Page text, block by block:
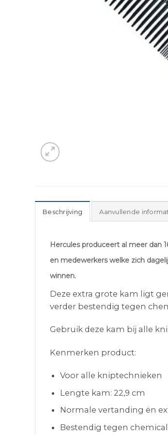
Beschrijving Aanvullende
Hercules produceert al meer dan
en medewerkers welke zich
winnen.
Deze extra grote kam ligt
verder bestendig tegen
Gebruik deze kam bij alle
Kenmerken product:
Voor alle kniptechnieken
Lengte kam: 22,9 cm
Normale vertanding ën
Bestendig tegen